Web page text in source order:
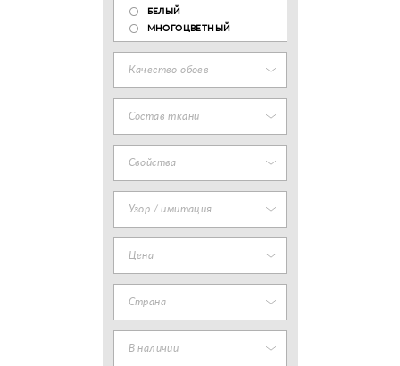
БЕЛЫЙ
МНОГОЦВЕТНЫЙ
Качество обоев
Состав ткани
Свойства
Узор / имитация
Цена
Страна
В наличии